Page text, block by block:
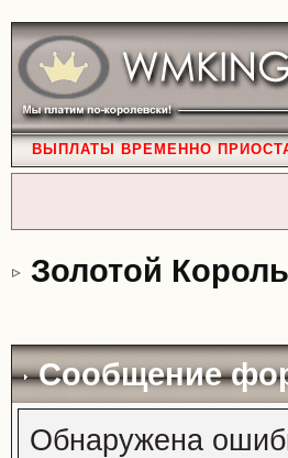
ВЫПЛАТЫ ВРЕМЕННО
Золотой Король
Сообщение
Обнаружена